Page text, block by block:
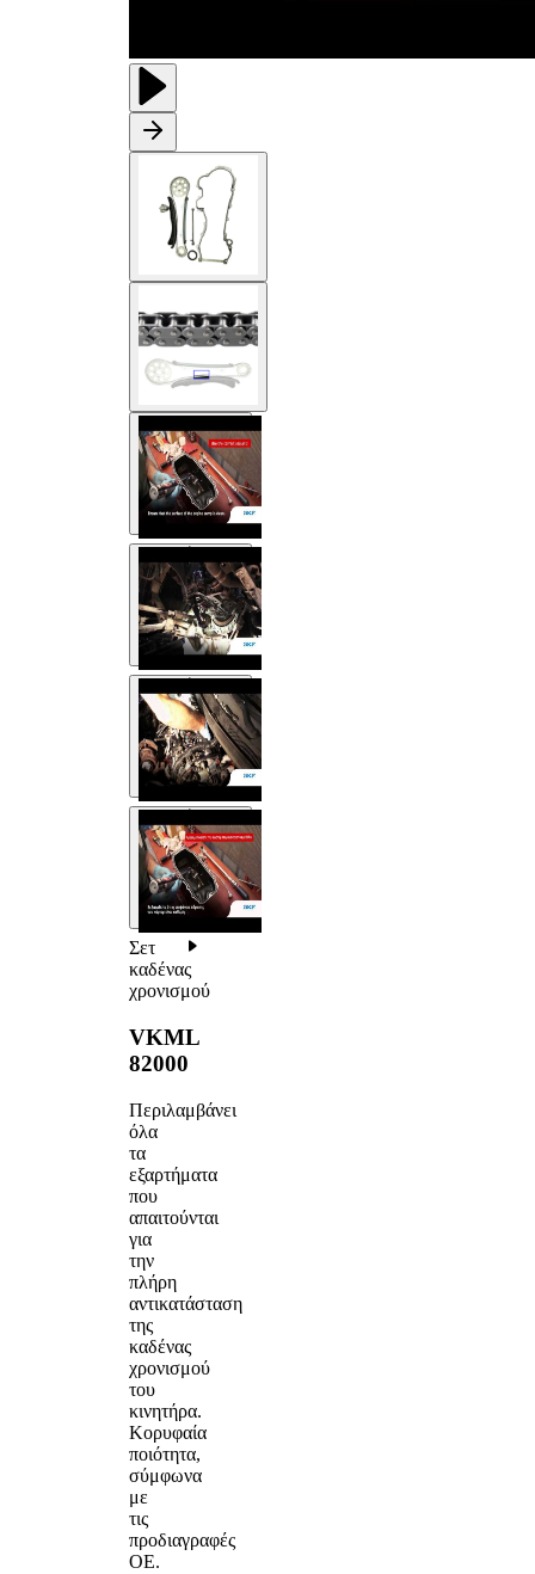
Σετ
καδένας
χρονισμού
VKML
82000
Περιλαμβάνει
όλα
τα
εξαρτήματα
που
απαιτούνται
για
την
πλήρη
αντικατάσταση
της
καδένας
χρονισμού
του
κινητήρα.
Κορυφαία
ποιότητα,
σύμφωνα
με
τις
προδιαγραφές
OE.